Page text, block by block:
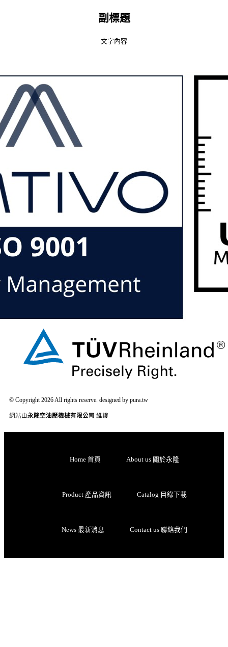
副標題
文字內容
© Copyright 2026 All rights reserve. designed by pura.tw
網站由永隆空油壓機械有限公司 維護
Home 首頁 About us 關於永隆
Product 產品資訊 Catalog 目錄下載
News 最新消息 Contact us 聯絡我們